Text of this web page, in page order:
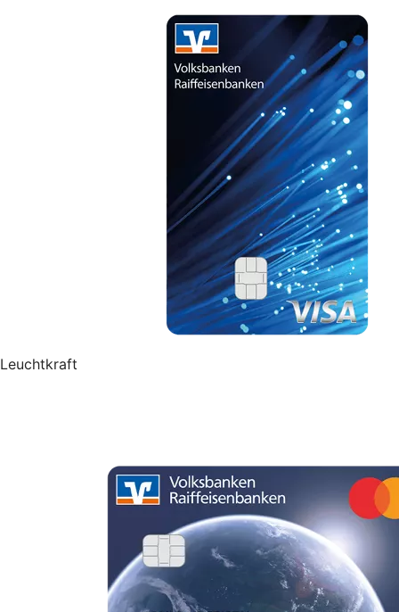
Leuchtkraft